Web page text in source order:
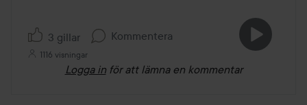
3 gillar Kommentera
1116 visningar
Logga in för att lämna en kommentar